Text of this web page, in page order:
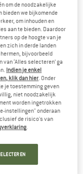
Pants
om de noodzakelijke
bieden we bijkomende
om inhouden en
aan te bieden. Daardoor
op de hoogte van je
zich in derde landen
bijvoorbeeld
‘Alles selecteren’ ga
Indien je enkel
klik dan hier . Onder
je toestemming geven
niet noodzakelijk
worden ingetrokken
instellingen" onderaan
de risico's van